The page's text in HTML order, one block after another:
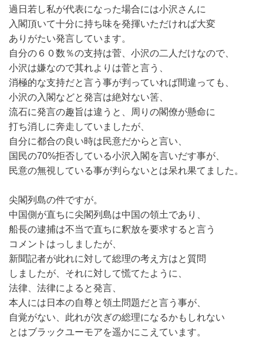
過日若し私が代表になった場合には小沢さんに
入閣頂いて十分に持ち味を発揮いただければ大変
ありがたい発言しています。
自分の６０数％の支持は菅、小沢の二人だけなので、
小沢は嫌なので其れよりは菅と言う、
消極的な支持だと言う事が判っていれば間違っても、
小沢の入閣などと発言は絶対ない筈、
流石に発言の趣旨は違うと、周りの閣僚が懸命に
打ち消しに奔走していましたが、
自分に都合の良い時は民意だからと言い、
国民の70%拒否している小沢入閣を言いだす事が、
民意の無視している事が判らないとは呆れ果てました。
尖閣列島の件ですが。
中国側が直ちに尖閣列島は中国の領土であり、
船長の逮捕は不当で直ちに釈放を要求すると言う
コメントはっしましたが、
新聞記者が此れに対して総理の考え方はと質問
しましたが、それに対して慌てたように、
法律、法律によると発言、
本人には日本の自尊と領土問題だと言う事が、
自覚がない、此れが次ぎの総理になるかもしれない
とはブラックユーモアを遥かにこえています。